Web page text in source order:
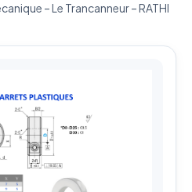
– Le Trancanneur – RATHI